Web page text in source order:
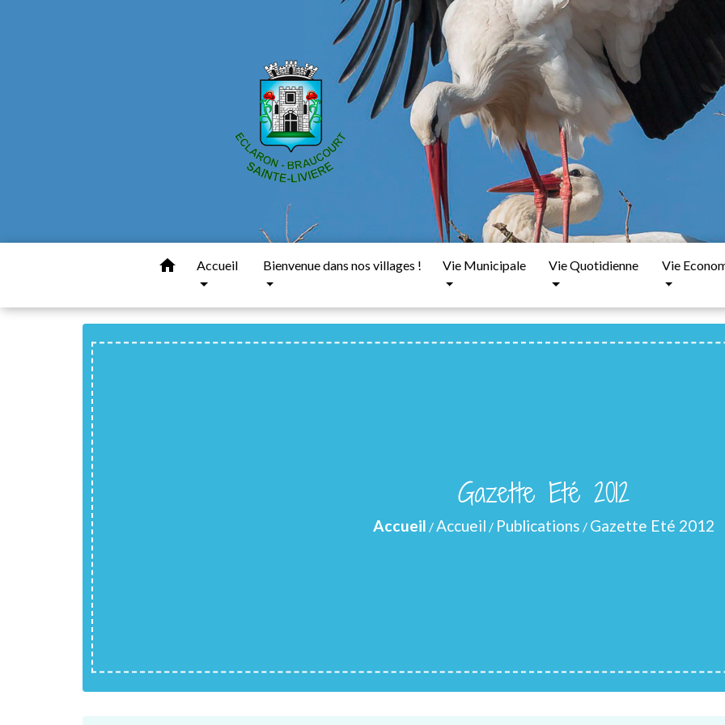
home Accueil Bienvenue dans nos villages ! Vie Municipale Vie Quotidienne Vie
Gazette Eté 2012
Accueil /Accueil / Publications / Gazette Eté 2012